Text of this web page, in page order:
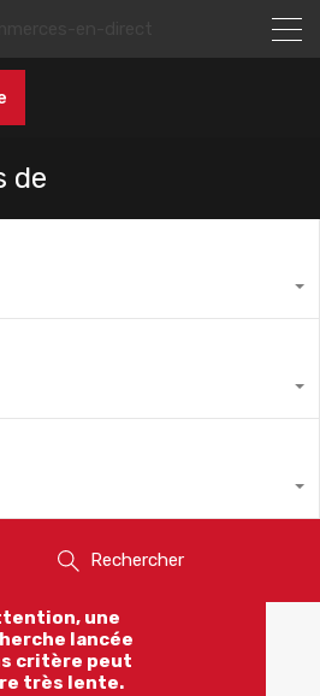
de
Rechercher
une
lancée
critère peut
très lente.